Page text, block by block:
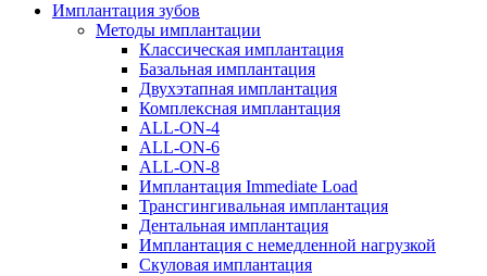
Имплантация зубов
Методы имплантации
Классическая имплантация
Базальная имплантация
Двухэтапная имплантация
Комплексная имплантация
ALL-ON-4
ALL-ON-6
ALL-ON-8
Имплантация Immediate Load
Трансгингивальная имплантация
Дентальная имплантация
Имплантация с немедленной нагрузкой
Скуловая имплантация